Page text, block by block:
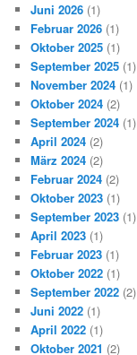
Juni 2026 (1)
Februar 2026 (1)
Oktober 2025 (1)
September 2025 (1)
November 2024 (1)
Oktober 2024 (2)
September 2024 (1)
April 2024 (2)
März 2024 (2)
Februar 2024 (2)
Oktober 2023 (1)
September 2023 (1)
April 2023 (1)
Februar 2023 (1)
Oktober 2022 (1)
September 2022 (2)
Juni 2022 (1)
April 2022 (1)
Oktober 2021 (2)